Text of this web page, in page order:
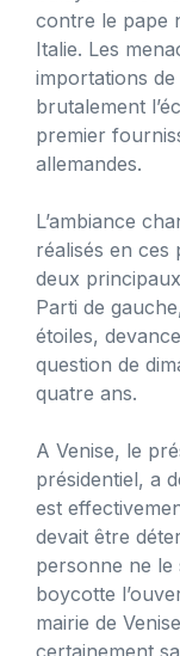
contre le pape
Italie. Les
importations
brutalement
premier
allemandes.
L’ambiance
réalisés en ces
deux
Parti de
étoiles,
question de
quatre ans.
A Venise, le
présidentiel, a
est
devait être
personne ne le
boycotte
mairie de
certainement